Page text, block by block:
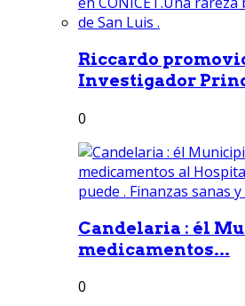
Riccardo
Investigador
0
Candelaria : él
medicamentos...
0